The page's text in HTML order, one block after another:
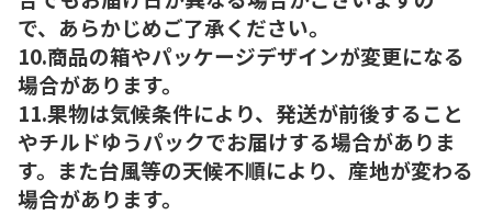
で、あらかじめご了承ください。
10.商品の箱やパッケージデザインが変更になる
場合があります。
11.果物は気候条件により、発送が前後すること
やチルドゆうパックでお届けする場合がありま
す。また台風等の天候不順により、産地が変わる
場合があります。